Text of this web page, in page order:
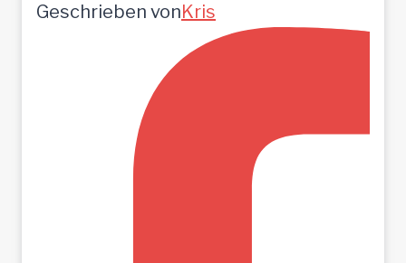
Geschrieben vonKris